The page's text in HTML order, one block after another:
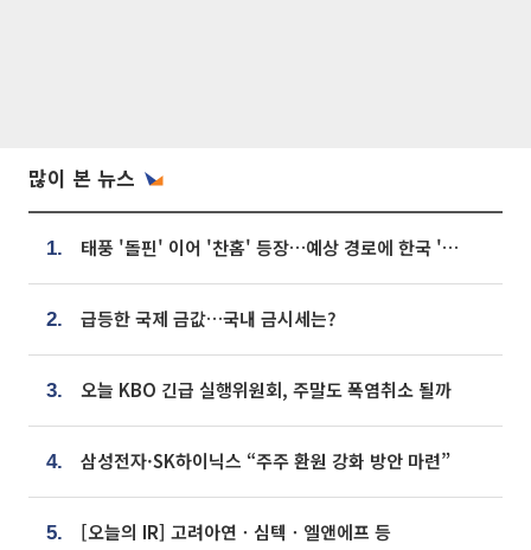
많이 본 뉴스
1. 태풍 '돌핀' 이어 '찬홈' 등장…예상 경로에 한국 '한숨'
2. 급등한 국제 금값…국내 금시세는?
3. 오늘 KBO 긴급 실행위원회, 주말도 폭염취소 될까
4. 삼성전자·SK하이닉스 “주주 환원 강화 방안 마련”
5. [오늘의 IR] 고려아연ㆍ심텍ㆍ엘앤에프 등